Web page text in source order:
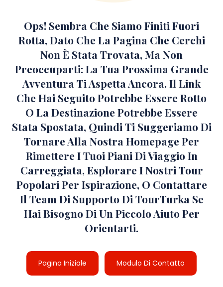
Ops! Sembra Che Siamo Finiti Fuori
Rotta, Dato Che La Pagina Che Cerchi
Non È Stata Trovata, Ma Non
Preoccuparti: La Tua Prossima Grande
Avventura Ti Aspetta Ancora. Il Link
Che Hai Seguito Potrebbe Essere Rotto
O La Destinazione Potrebbe Essere
Stata Spostata, Quindi Ti Suggeriamo Di
Tornare Alla Nostra Homepage Per
Rimettere I Tuoi Piani Di Viaggio In
Carreggiata, Esplorare I Nostri Tour
Popolari Per Ispirazione, O Contattare
Il Team Di Supporto Di TourTurka Se
Hai Bisogno Di Un Piccolo Aiuto Per
Orientarti.
Pagina Iniziale Modulo Di Contatto